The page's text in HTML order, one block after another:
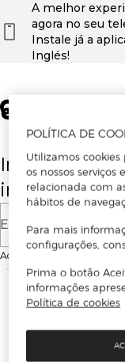
Insira o seu
iniciar
E-mail
Ao continuar, aceitas as
A melhor
agora no seu
Instale já a
Inglés!
POLÍTICA DE
Utilizamos
os nossos
relacionada com
hábitos de
Para mais
configurações,
Prima o botão
informações
Política de cookies